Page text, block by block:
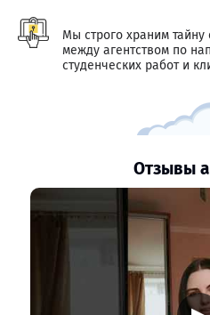
Мы строго храним тайну
между агентством по
студенческих работ и
Отзывы